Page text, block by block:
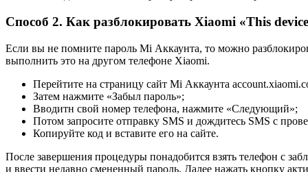
Способ 2. Как разблокировать Xiaomi «This
Если вы не помните пароль Mi Аккаунта, то можно
выполнить это на другом телефоне Xiaomi.
Перейтите на страницу сайт Mi Аккаунта
Затем нажмите «Забыл пароль»;
Вводитн свой номер телефона, нажмите «Следующий»;
Потом запросите отправку SMS и дождитесь SMS с
Копируйте код и вставите его на сайте.
После завершения процедуры понадобится взять телефон с
и ввести недавно смененный пароль. Далее нажать кнопку